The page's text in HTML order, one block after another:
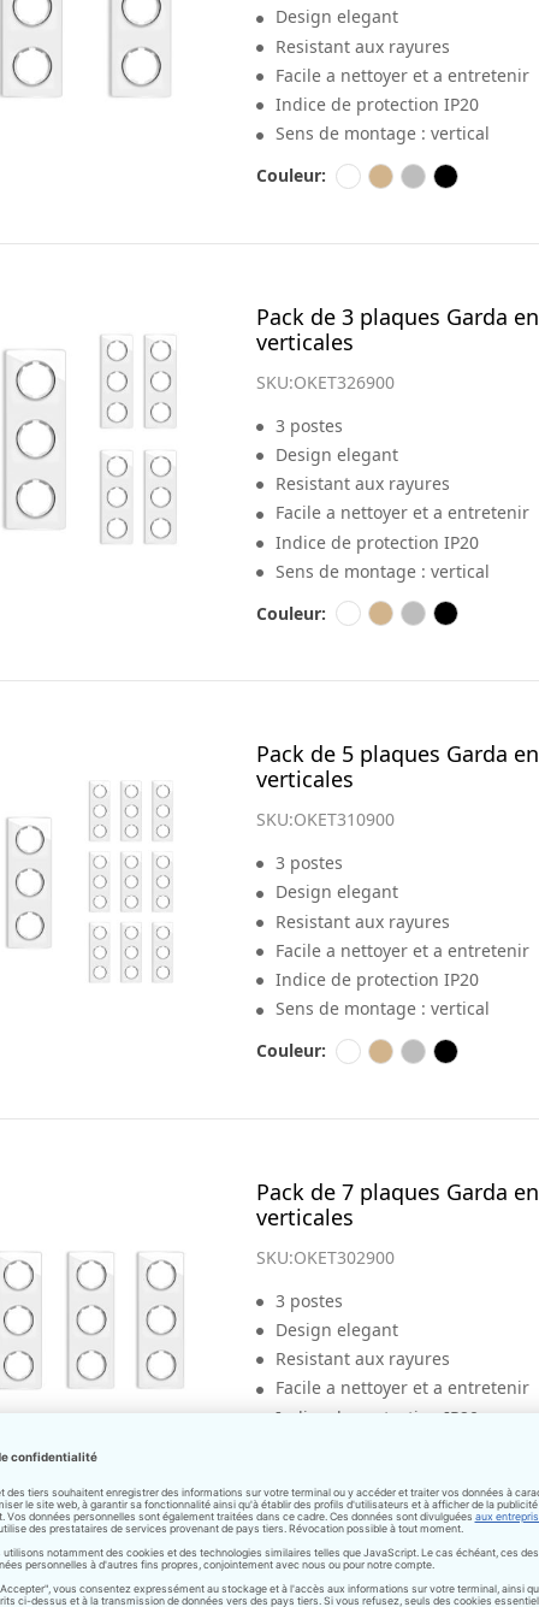
Design elegant
Resistant aux rayures
Facile a nettoyer et a entretenir
Indice de protection IP20
Sens de montage : vertical
Couleur:
Pack de 3 plaques Garda
verticales
SKU:OKET326900
3 postes
Design elegant
Resistant aux rayures
Facile a nettoyer et a entretenir
Indice de protection IP20
Sens de montage : vertical
Couleur:
Pack de 5 plaques Garda
verticales
SKU:OKET310900
3 postes
Design elegant
Resistant aux rayures
Facile a nettoyer et a entretenir
Indice de protection IP20
Sens de montage : vertical
Couleur:
Pack de 7 plaques Garda
verticales
SKU:OKET302900
3 postes
Design elegant
Resistant aux rayures
Facile a nettoyer et a entretenir
Indice de protection IP20
Couleur: